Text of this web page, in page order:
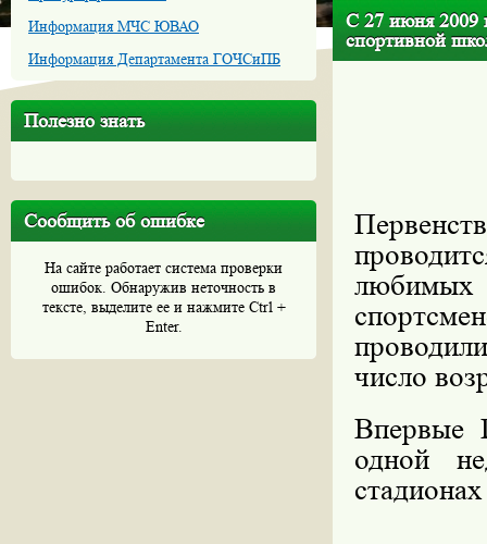
Информация МЧС ЮВАО
Информация Департамента ГОЧСиПБ
Полезно знать
Сообщить об ошибке
На сайте работает система проверки
ошибок. Обнаружив неточность в
тексте, выделите ее и нажмите Ctrl +
Enter.
С 27 июня 2009
спортивной
число
Впервые
одной